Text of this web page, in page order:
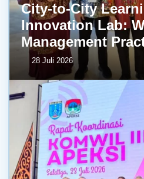
City-to-City
Innovation Lab:
Management
28 Juli 2026